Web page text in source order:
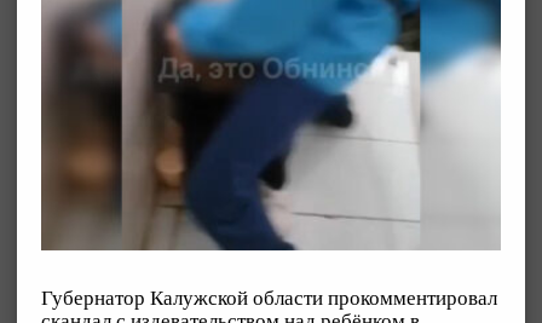
Губернатор Калужской области прокомментировал